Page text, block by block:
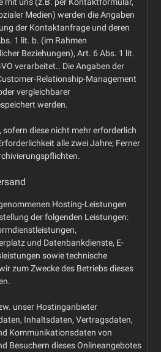
Medien) werden die Angaben
der Kontaktanfrage und deren
1 lit. b. (im Rahmen
Beziehungen), Art. 6 Abs. 1 lit.
verarbeitet.. Die Angaben der
Relationship-Management
vergleichbarer
werden.
sofern diese nicht mehr erforderlich
alle zwei Jahre; Ferner
Hosting-Leistungen
der folgenden Leistungen:
und Datenbankdienste, E-
sowie technische
zum Zwecke des Betriebs dieses
unser Hostinganbieter
Inhaltsdaten, Vertragsdaten,
Kommunikationsdaten von
Besuchern dieses Onlineangebotes